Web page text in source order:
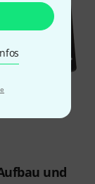
389946)
und